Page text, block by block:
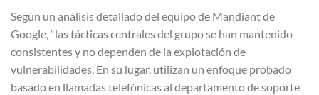
Según un análisis detallado del equipo de Mandiant de
Google, “las tácticas centrales del grupo se han mantenido
consistentes y no dependen de la explotación de
vulnerabilidades. En su lugar, utilizan un enfoque probado
basado en llamadas telefónicas al departamento de soporte